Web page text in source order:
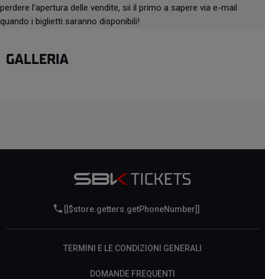
perdere l'apertura delle vendite, sii il primo a sapere via e-mail
quando i biglietti saranno disponibili!
GALLERIA
[[$store.getters.getPhoneNumber]]
TERMINI E LE CONDIZIONI GENERALI
DOMANDE FREQUENTI